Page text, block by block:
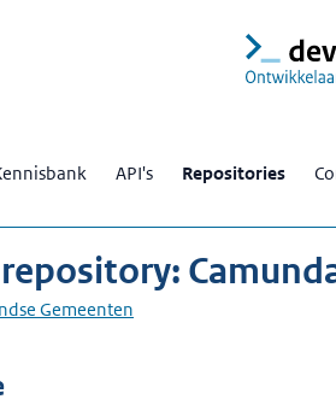
API's Repositories
Gemeenten